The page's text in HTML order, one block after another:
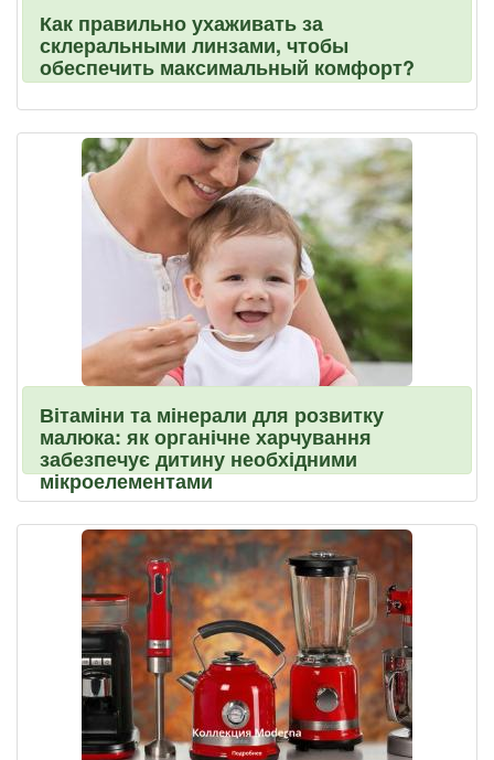
Как правильно ухаживать за
склеральными линзами, чтобы
обеспечить максимальный комфорт?
Вітаміни та мінерали для розвитку
малюка: як органічне харчування
забезпечує дитину необхідними
мікроелементами